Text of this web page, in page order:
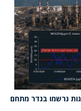
130 מדידות חריגות נרשמו בגדר מתחם